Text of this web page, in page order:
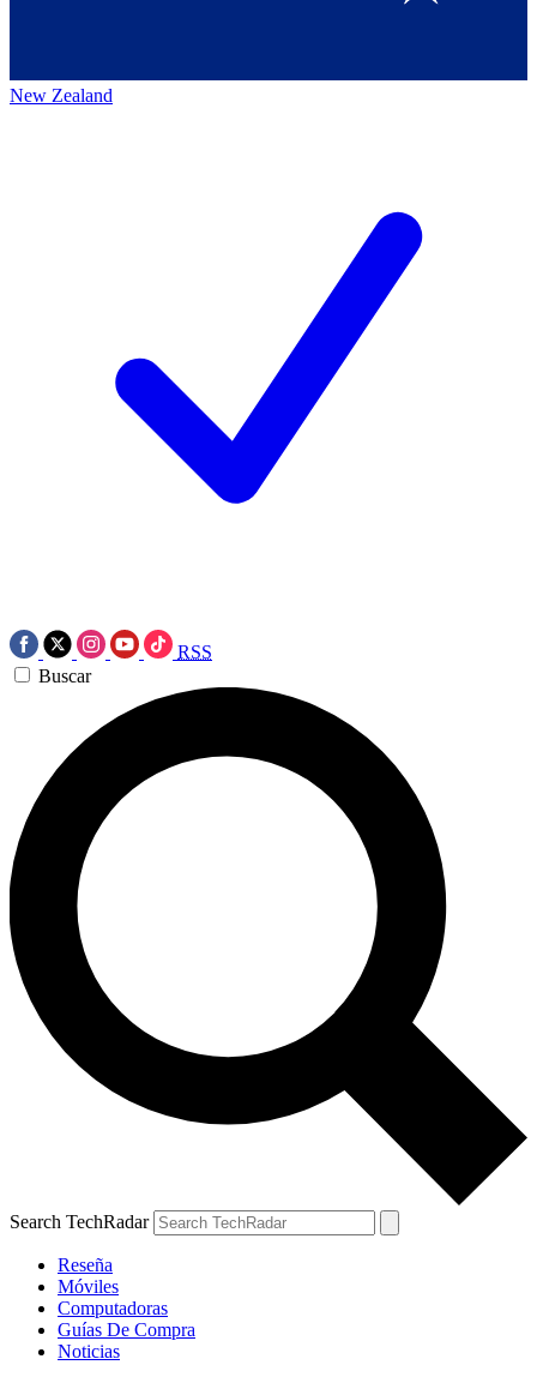
New Zealand
RSS
Buscar
Search TechRadar
Reseña
Móviles
Computadoras
Guías De Compra
Noticias